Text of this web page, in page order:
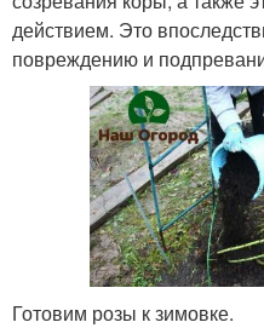
действием. Это
повреждению и
Готовим розы к зимовке.